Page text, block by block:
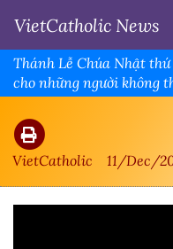
VietCatholic News
Thánh Lễ Chúa Nhật
cho những người không
VietCatholic 11/Dec/